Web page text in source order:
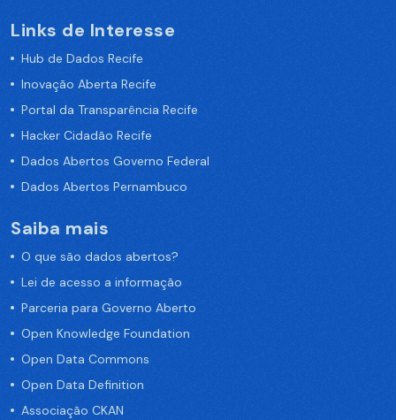
Links de Interesse
Hub de Dados Recife
Inovação Aberta Recife
Portal da Transparência Recife
Hacker Cidadão Recife
Dados Abertos Governo Federal
Dados Abertos Pernambuco
Saiba mais
O que são dados abertos?
Lei de acesso a informação
Parceria para Governo Aberto
Open Knowledge Foundation
Open Data Commons
Open Data Definition
Associação CKAN